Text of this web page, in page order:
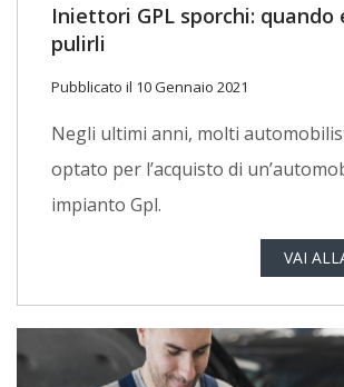
Iniettori GPL sporchi: quando
pulirli
Pubblicato il 10 Gennaio 2021
Negli ultimi anni, molti
optato per l’acquisto di
impianto Gpl.
VAI